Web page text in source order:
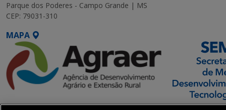
Parque dos Poderes - Campo Grande | MS
CEP: 79031-310
MAPA